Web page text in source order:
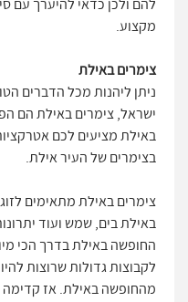
להם ולכן כדאי להיערך עם
מקצוע.
צימרים באילת
ניתן ליהנות מכל הדברים
ישראל, צימרים באילת הם
באילת מציעים לכם
בצימרים של העיר אילת.
צימרים באילת מתאימים
באילת בים, שמש ועוד
החופשה באילת בדרך הכי
לקבוצות גדולות שרוצות
מהחופשה באילת. אז קדימה זוזו 360 או זוז 360 בסיור